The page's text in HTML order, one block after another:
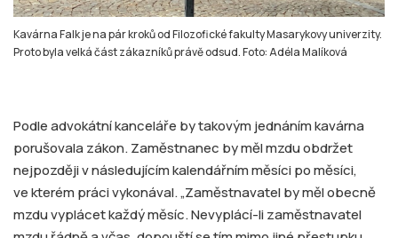
Kavárna Falk je na pár kroků od Filozofické fakulty Masarykovy univerzity.
Proto byla velká část zákazníků právě odsud. Foto: Adéla Malíková
Podle advokátní kanceláře by takovým jednáním kavárna
porušovala zákon. Zaměstnanec by měl mzdu obdržet
nejpozději v následujícím kalendářním měsíci po měsíci,
ve kterém práci vykonával. „Zaměstnavatel by měl obecně
mzdu vyplácet každý měsíc. Nevyplácí-li zaměstnavatel